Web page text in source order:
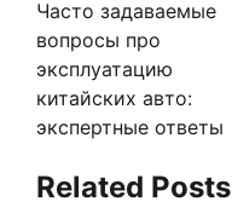
записям
Часто задаваемые
вопросы про
эксплуатацию
китайских авто:
экспертные ответы
Related Posts